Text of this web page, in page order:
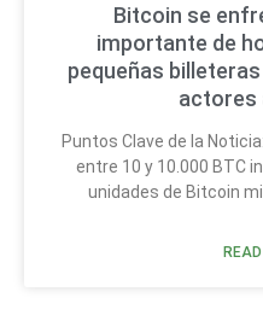
Bitcoin se
importante de
pequeñas
actores
Puntos Clave de la
entre 10 y 10.000 BTC
unidades de Bitcoin